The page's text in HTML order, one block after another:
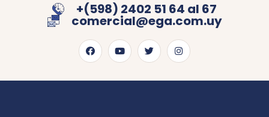
+(598) 2402 51 64 al 67
comercial@ega.com.uy